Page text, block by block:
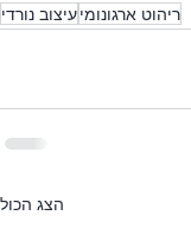
ריהוט ארגונומיעיצוב נורדי
הצג הכול